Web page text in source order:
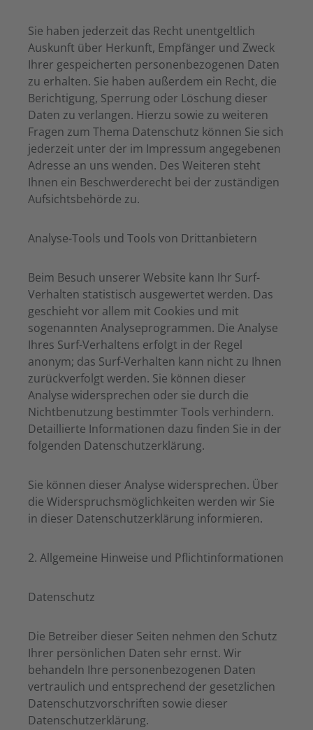
Sie haben jederzeit das Recht unentgeltlich
Auskunft über Herkunft, Empfänger und Zweck
Ihrer gespeicherten personenbezogenen Daten
zu erhalten. Sie haben außerdem ein Recht, die
Berichtigung, Sperrung oder Löschung dieser
Daten zu verlangen. Hierzu sowie zu weiteren
Fragen zum Thema Datenschutz können Sie sich
jederzeit unter der im Impressum angegebenen
Adresse an uns wenden. Des Weiteren steht
Ihnen ein Beschwerderecht bei der zuständigen
Aufsichtsbehörde zu.
Analyse-Tools und Tools von Drittanbietern
Beim Besuch unserer Website kann Ihr Surf-
Verhalten statistisch ausgewertet werden. Das
geschieht vor allem mit Cookies und mit
sogenannten Analyseprogrammen. Die Analyse
Ihres Surf-Verhaltens erfolgt in der Regel
anonym; das Surf-Verhalten kann nicht zu Ihnen
zurückverfolgt werden. Sie können dieser
Analyse widersprechen oder sie durch die
Nichtbenutzung bestimmter Tools verhindern.
Detaillierte Informationen dazu finden Sie in der
folgenden Datenschutzerklärung.
Sie können dieser Analyse widersprechen. Über
die Widerspruchsmöglichkeiten werden wir Sie
in dieser Datenschutzerklärung informieren.
2. Allgemeine Hinweise und Pflichtinformationen
Datenschutz
Die Betreiber dieser Seiten nehmen den Schutz
Ihrer persönlichen Daten sehr ernst. Wir
behandeln Ihre personenbezogenen Daten
vertraulich und entsprechend der gesetzlichen
Datenschutzvorschriften sowie dieser
Datenschutzerklärung.